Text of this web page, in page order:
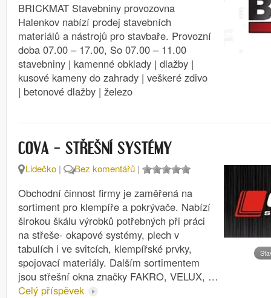
BRICKMAT Stavebniny provozovna
Halenkov nabízí prodej stavebních
materiálů a nástrojů pro stavbaře. Provozní
doba 07.00 – 17.00, So 07.00 – 11.00
stavebniny | kamenné obklady | dlažby |
kusové kameny do zahrady | veškeré zdivo
| betonové dlažby | železo
COVA – STŘEŠNÍ SYSTÉMY
Lidečko | Bez komentářů |
Obchodní činnost firmy je zaměřená na
sortiment pro klempíře a pokrývače. Nabízí
širokou škálu výrobků potřebných při práci
na střeše- okapové systémy, plech v
tabulích i ve svitcích, klempířské prvky,
spojovací materiály. Dalším sortimentem
jsou střešní okna značky FAKRO, VELUX, …
Celý příspěvek